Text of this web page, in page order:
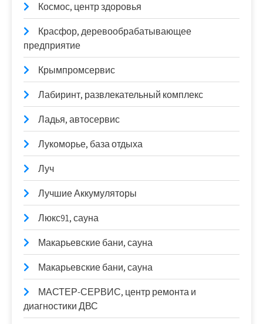
Космос, центр здоровья
Красфор, деревообрабатывающее
предприятие
Крымпромсервис
Лабиринт, развлекательный комплекс
Ладья, автосервис
Лукоморье, база отдыха
Луч
Лучшие Аккумуляторы
Люкс91, сауна
Макарьевские бани, сауна
Макарьевские бани, сауна
МАСТЕР-СЕРВИС, центр ремонта и
диагностики ДВС